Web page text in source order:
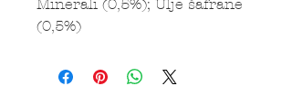
Minerali (0,5%); Ulje šafrane
(0,5%)